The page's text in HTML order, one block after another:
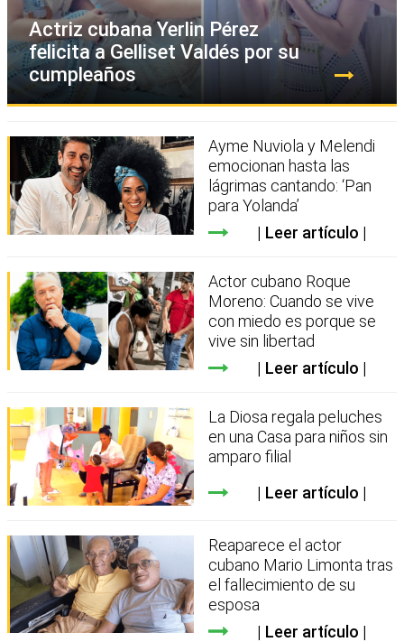
Actriz cubana Yerlin Pérez
felicita a Gelliset Valdés por su
cumpleaños
Ayme Nuviola y Melendi
emocionan hasta las
lágrimas cantando: ‘Pan
para Yolanda’
Leer artículo
Actor cubano Roque
Moreno: Cuando se vive
con miedo es porque se
vive sin libertad
Leer artículo
La Diosa regala peluches
en una Casa para niños sin
amparo filial
Leer artículo
Reaparece el actor
cubano Mario Limonta tras
el fallecimiento de su
esposa
Leer artículo